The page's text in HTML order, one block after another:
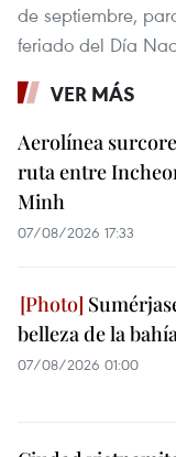
de septiembre,
feriado del Día
VER MÁS
Aerolínea
ruta entre
Minh
07/08/2026 17:33
belleza de la
07/08/2026 01:00